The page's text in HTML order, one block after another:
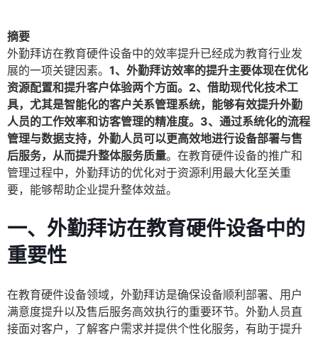
摘要
外勤拜访在教育硬件设备中的效率提升已经成为教育行业发
展的一项关键因素。 1、外勤拜访效率的提升主要体现在优化
资源配置和提升客户体验两个方面。2、借助现代化技术工
具，尤其是智能化的客户关系管理系统，能够有效提升外勤
人员的工作效率和访客管理的精准度。3、通过系统化的流程
管理与数据支持，外勤人员可以更高效地进行设备部署与售
后服务，从而提升整体服务质量。在教育硬件设备的推广和
管理过程中，外勤拜访的优化对于资源利用最大化至关重
要，能够帮助企业提升整体效益。
一、外勤拜访在教育硬件设备中的
重要性
在教育硬件设备领域，外勤拜访是确保设备顺利部署、用户
满意度提升以及售后服务高效执行的重要环节。外勤人员直
接面对客户，了解客户需求并提供个性化服务，有助于提升